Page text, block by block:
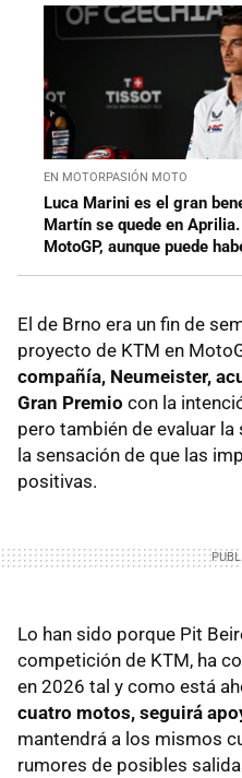
EN MOTORPASIÓN MOTO
Luca Marini es el gran
Martín se quede en
MotoGP, aunque puede
El de Brno era un fin de
proyecto de KTM en
compañía, Neumeister,
Gran Premio con la
pero también de evaluar
la sensación de que las
positivas.
Lo han sido porque Pit
competición de KTM, ha
en 2026 tal y como está
cuatro motos, seguirá
mantendrá a los mismos
rumores de posibles